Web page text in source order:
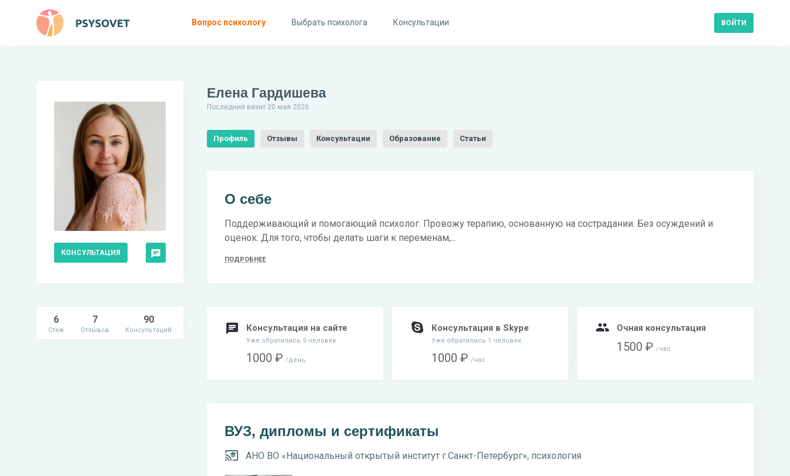
Вопрос психологу Выбрать психолога Консультации ВОЙТИ
Елена Гардишева
Последний визит 20 мая 2026
КОНСУЛЬТАЦИЯ
Профиль Отзывы Консультации Образование Статьи
90
Консультаций
7
Отзывов
6
Стаж
О себе
Поддерживающий и помогающий психолог. Провожу терапию, основанную на сострадании. Без осуждений и
оценок. Для того, чтобы делать шаги к переменам,...
ПОДРОБНЕЕ
Консультация на сайте
Уже обратились 5 человек
1000 ₽ день
Консультация в Skype
Уже обратились 1 человек
1000 ₽ час
Очная консультация
1500 ₽ час
ВУЗ, дипломы и сертификаты
АНО ВО «Национальный открытый институт г.Санкт-Петербург», психология